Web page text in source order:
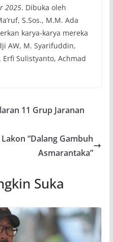
2025. Dibuka oleh
S.Sos., M.M. Ada
karya-karya mereka
AW, M. Syarifuddin,
Erfi Sulistyanto, Achmad
11 Grup Jaranan
“Dalang Gambuh
Asmarantaka”
Suka